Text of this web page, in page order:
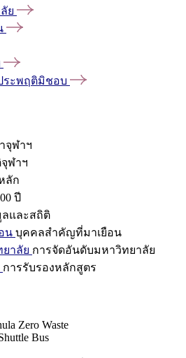
ย
ระพฤติมิชอบ
จุฬาฯ
ฬาฯ
ลัก
ปี
และสถิติ
น บุคคลสำคัญที่มาเยือน
าลัย การจัดอันดับมหาวิทยาลัย
การรับรองหลักสูตร
Zero Waste
Bus